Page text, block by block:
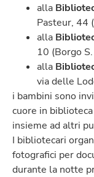
alla
Pasteur, 44
alla
10 (Borgo
alla
via delle
i bambini sono
cuore in
insieme ad altri
I bibliotecari
fotografici per
durante la notte